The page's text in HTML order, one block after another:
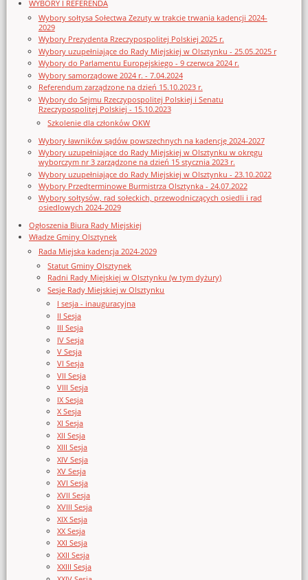
WYBORY I REFERENDA
Wybory sołtysa Sołectwa Zezuty w trakcie trwania kadencji 2024-
2029
Wybory Prezydenta Rzeczypospolitej Polskiej 2025 r.
Wybory uzupełniające do Rady Miejskiej w Olsztynku - 25.05.2025 r
Wybory do Parlamentu Europejskiego - 9 czerwca 2024 r.
Wybory samorządowe 2024 r. - 7.04.2024
Referendum zarządzone na dzień 15.10.2023 r.
Wybory do Sejmu Rzeczypospolitej Polskiej i Senatu
Rzeczypospolitej Polskiej - 15.10.2023
Szkolenie dla członków OKW
Wybory ławników sądów powszechnych na kadencję 2024-2027
Wybory uzupełniające do Rady Miejskiej w Olsztynku w okręgu
wyborczym nr 3 zarządzone na dzień 15 stycznia 2023 r.
Wybory uzupełniające do Rady Miejskiej w Olsztynku - 23.10.2022
Wybory Przedterminowe Burmistrza Olsztynka - 24.07.2022
Wybory sołtysów, rad sołeckich, przewodniczących osiedli i rad
osiedlowych 2024-2029
Ogłoszenia Biura Rady Miejskiej
Władze Gminy Olsztynek
Rada Miejska kadencja 2024-2029
Statut Gminy Olsztynek
Radni Rady Miejskiej w Olsztynku (w tym dyżury)
Sesje Rady Miejskiej w Olsztynku
I sesja - inauguracyjna
II Sesja
III Sesja
IV Sesja
V Sesja
VI Sesja
VII Sesja
VIII Sesja
IX Sesja
X Sesja
XI Sesja
XII Sesja
XIII Sesja
XIV Sesja
XV Sesja
XVI Sesja
XVII Sesja
XVIII Sesja
XIX Sesja
XX Sesja
XXI Sesja
XXII Sesja
XXIII Sesja